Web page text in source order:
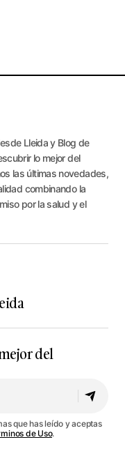
Lleida y Blog de
lo mejor del
las últimas novedades,
combinando la
por la salud y el
del
que has leído y aceptas
de Uso.